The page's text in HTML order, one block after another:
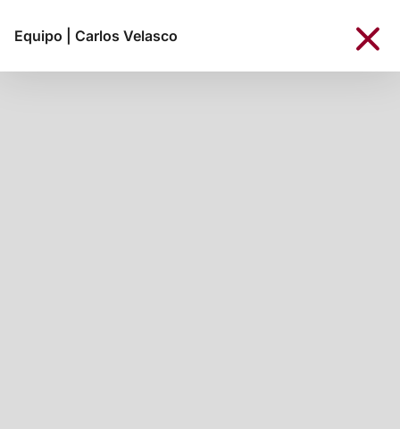
Equipo Carlos Velasco